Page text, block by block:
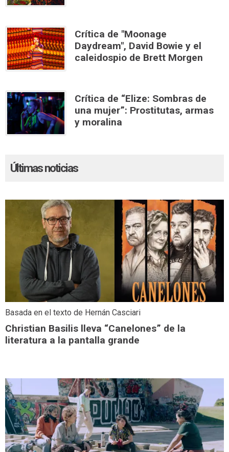
Crítica de "Moonage
Daydream", David Bowie y el
caleidospio de Brett Morgen
Crítica de “Elize: Sombras de
una mujer”: Prostitutas, armas
y moralina
Últimas noticias
Basada en el texto de Hernán Casciari
Christian Basilis lleva “Canelones” de la
literatura a la pantalla grande